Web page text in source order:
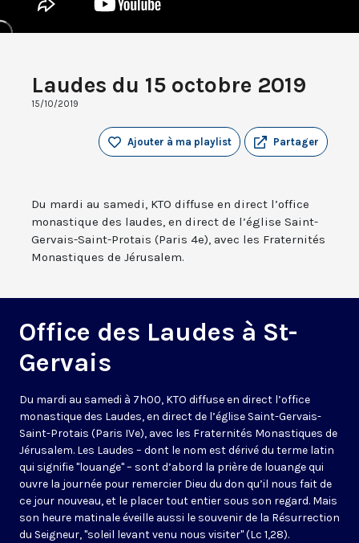
Laudes du 15 octobre 2019
15/10/2019
Partager
Ajouter à ma playlist
Du mardi au samedi, KTO diffuse en direct l’office
monastique des laudes, en direct de l’église Saint-
Gervais-Saint-Protais (Paris 4e), avec les Fraternités
Monastiques de Jérusalem.
Office des Laudes à St-
Gervais
Du mardi au samedi à 7h00, KTO diffuse en direct l’office
monastique des Laudes, en direct de l’église Saint-Gervais-
Saint-Protais (Paris IVe), avec les Fraternités Monastiques de
Jérusalem. Les Laudes – dont le nom est dérivé du terme latin
qui signifie "louange" – sont d’abord la prière de louange qui
ouvre la journée pour remercier Dieu du don qu’il nous fait de
ce jour nouveau, et le placer tout entier sous son regard. Mais
son heure matinale éveille aussi le souvenir de la Résurrection
du Seigneur, "soleil levant venu nous visiter" (Lc 1,28).